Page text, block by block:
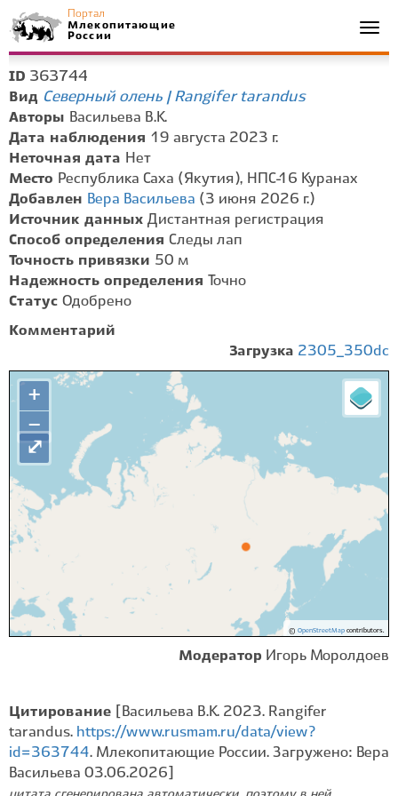
Портал
Млекопитающие
России
ID 363744
Вид Северный олень | Rangifer tarandus
Авторы Васильева В.К.
Дата наблюдения 19 августа 2023 г.
Неточная дата Нет
Место Республика Саха (Якутия), НПС-16 Куранах
Добавлен Вера Васильева (3 июня 2026 г.)
Источник данных Дистантная регистрация
Способ определения Следы лап
Точность привязки 50 м
Надежность определения
Точно
Статус Одобрено
Комментарий
Загрузка 2305_350dc
+
−
© OpenStreetMapcontributors.
⤢
Модератор Игорь Моролдоев
Цитирование
[Васильева В.К. 2023. Rangifer
tarandus. https://www.rusmam.ru/data/view?
id=363744. Млекопитающие России. Загружено: Вера
Васильева 03.06.2026]